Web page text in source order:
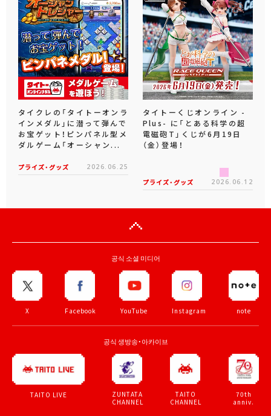
タイクレの「タイトーオンラ
インメダル」に潜って弾んで
お宝ゲット！ピンパネル型メ
ダルゲーム「オーシャン...
プライズ・グッズ 2026.06.25
タイトーくじオンライン -
Plus- に「とある科学の超
電磁砲T」くじが6月19日
（金）登場！
プライズ・グッズ 2026.06.12
공식 소셜 미디어
X Facebook YouTube Instagram note
공식 생방송・아카이브
TAITO LIVE
ZUNTATA
CHANNEL
TAITO
CHANNEL
70th
anniv.